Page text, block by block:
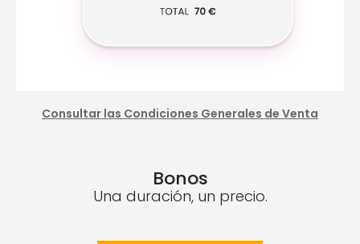
Consultar las Condiciones Generales de Venta
Bonos
Una duración, un precio.